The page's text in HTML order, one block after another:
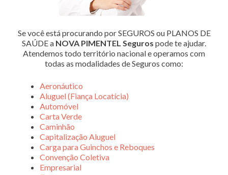
Se você está procurando por SEGUROS ou PLANOS DE
SAÚDE a NOVA PIMENTEL Seguros pode te ajudar.
Atendemos todo território nacional e operamos com
todas as modalidades de Seguros como:
Aeronáutico
Aluguel (Fiança Locatícia)
Automóvel
Carta Verde
Caminhão
Capitalização Aluguel
Carga para Guinchos e Reboques
Convenção Coletiva
Empresarial